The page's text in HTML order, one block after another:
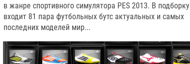
в жанре спортивного симулятора PES 2013. В подборку
входит 81 пара футбольных бутс актуальных и самых
последних моделей мир...